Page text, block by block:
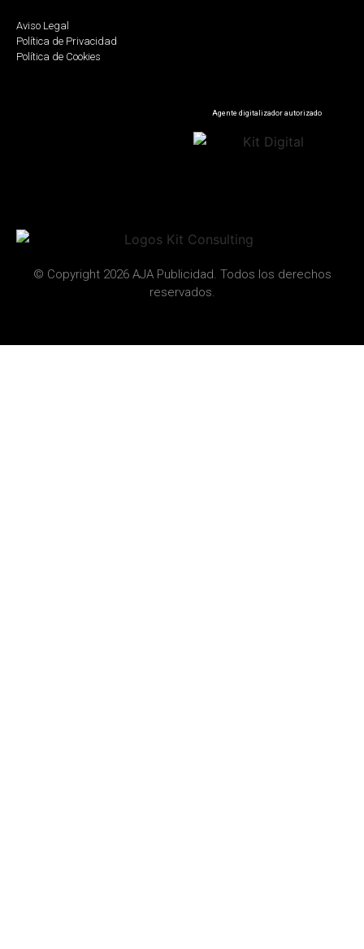
Aviso Legal
Política de Privacidad
Política de Cookies
Agente digitalizador autorizado
© Copyright 2026 AJA Publicidad. Todos los derechos
reservados.